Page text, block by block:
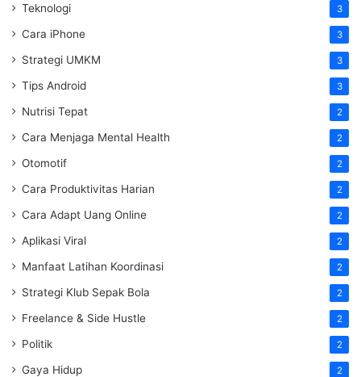
Teknologi 3
Cara iPhone 3
Strategi UMKM 3
Tips Android 3
Nutrisi Tepat 2
Cara Menjaga Mental Health 2
Otomotif 2
Cara Produktivitas Harian 2
Cara Adapt Uang Online 2
Aplikasi Viral 2
Manfaat Latihan Koordinasi 2
Strategi Klub Sepak Bola 2
Freelance & Side Hustle 2
Politik 2
Gaya Hidup 2